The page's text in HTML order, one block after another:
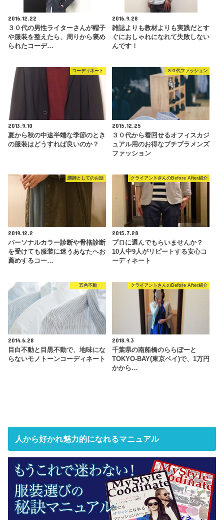
2016.12.22
３０代の男性ライターさんが帽子
や服装を整えたら、周りから褒め
られたコーデ…
2016.9.28
雑誌よりも教材よりも実践だとす
ぐにおしゃれになれて失敗しない
んです！
コーディネート
2013.9.10
夏から秋の中途半端な季節のとき
の服装はどうすれば良いのか？
３０代ファッション
2015.12.25
３０代から着回せるオフィスカジ
ュアル用のお得なプチプラメンズ
ファッション
講師としてのお話
2019.12.2
パーソナルカラー診断や骨格診断
を受けても服装に迷うあなたへお
薦めするコー…
クライアントさんのBefore After紹介
2015.7.28
プロに選んでもらいませんか？
10人中9人がリピートする安心コ
ーディネート
五色不動
2014.6.28
目白不動と目黒不動で、地味にな
らないモノトーンコーディネート
クライアントさんのBefore After紹介
2018.9.3
千葉県の南船橋のららぽーと
TOKYO-BAY(東京ベイ)で、1万円
かから…
人から好かれ魅力的になれるマニュアル